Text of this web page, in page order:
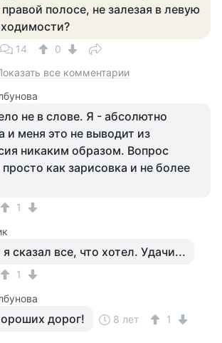
правой полосе, не залезая в левую
14
0
все комментарии
не в слове. Я - абсолютно
и меня это не выводит из
никаким образом. Вопрос
как зарисовка и не более
1
сказал все, что хотел. Удачи...
1
дорог! 8 лет 1